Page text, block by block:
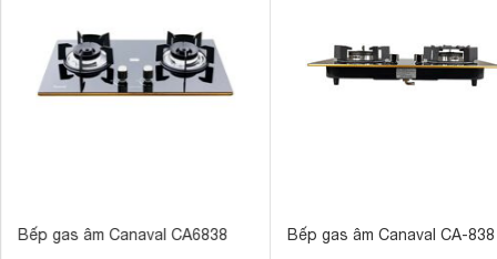
Bếp gas âm Canaval CA6838 Bếp gas âm Canaval CA-838